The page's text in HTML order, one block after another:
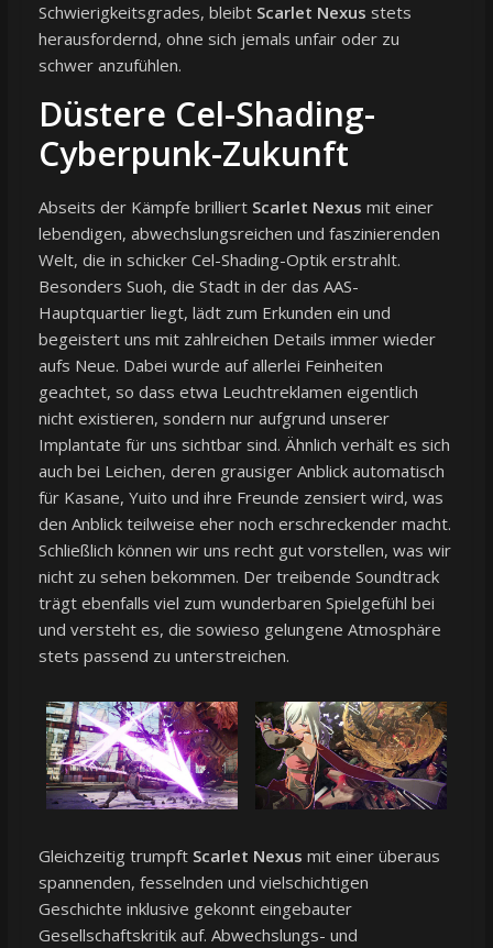
Schwierigkeitsgrades, bleibt Scarlet Nexus stets
herausfordernd, ohne sich jemals unfair oder zu
schwer anzufühlen.
Düstere Cel-Shading-
Cyberpunk-Zukunft
Abseits der Kämpfe brilliert Scarlet Nexus mit einer
lebendigen, abwechslungsreichen und faszinierenden
Welt, die in schicker Cel-Shading-Optik erstrahlt.
Besonders Suoh, die Stadt in der das AAS-
Hauptquartier liegt, lädt zum Erkunden ein und
begeistert uns mit zahlreichen Details immer wieder
aufs Neue. Dabei wurde auf allerlei Feinheiten
geachtet, so dass etwa Leuchtreklamen eigentlich
nicht existieren, sondern nur aufgrund unserer
Implantate für uns sichtbar sind. Ähnlich verhält es sich
auch bei Leichen, deren grausiger Anblick automatisch
für Kasane, Yuito und ihre Freunde zensiert wird, was
den Anblick teilweise eher noch erschreckender macht.
Schließlich können wir uns recht gut vorstellen, was wir
nicht zu sehen bekommen. Der treibende Soundtrack
trägt ebenfalls viel zum wunderbaren Spielgefühl bei
und versteht es, die sowieso gelungene Atmosphäre
stets passend zu unterstreichen.
Gleichzeitig trumpft Scarlet Nexus mit einer überaus
spannenden, fesselnden und vielschichtigen
Geschichte inklusive gekonnt eingebauter
Gesellschaftskritik auf. Abwechslungs- und